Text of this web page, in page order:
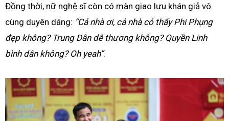
Đồng thời, nữ nghệ sĩ còn có màn giao lưu khán giả vô
cùng duyên dáng: “Cả nhà ơi, cả nhà có thấy Phi Phụng
đẹp không? Trung Dân dễ thương không? Quyền Linh
bình dân không? Oh yeah”.